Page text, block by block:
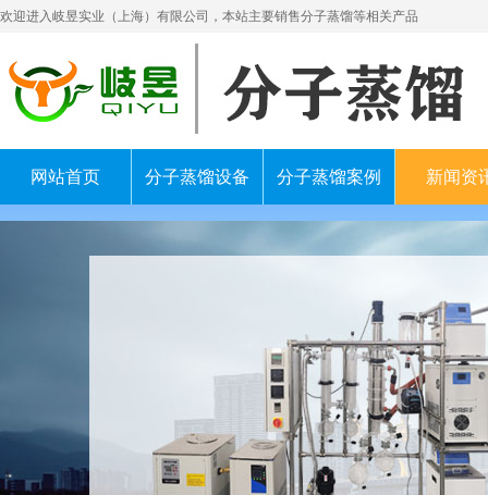
欢迎进入岐昱实业（上海）有限公司，本站主要销售分子蒸馏等相关产品
网站首页 分子蒸馏设备 分子蒸馏案例 新闻资